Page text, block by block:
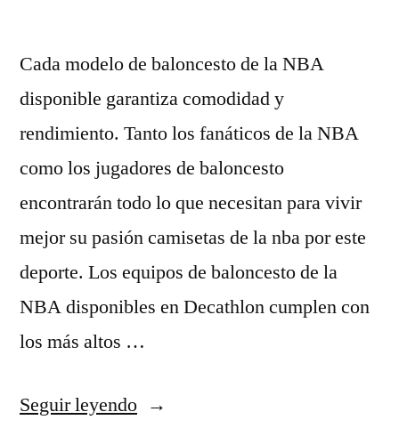
Cada modelo de baloncesto de la NBA
disponible garantiza comodidad y
rendimiento. Tanto los fanáticos de la NBA
como los jugadores de baloncesto
encontrarán todo lo que necesitan para vivir
mejor su pasión camisetas de la nba por este
deporte. Los equipos de baloncesto de la
NBA disponibles en Decathlon cumplen con
los más altos …
Seguir leyendo«camisetas